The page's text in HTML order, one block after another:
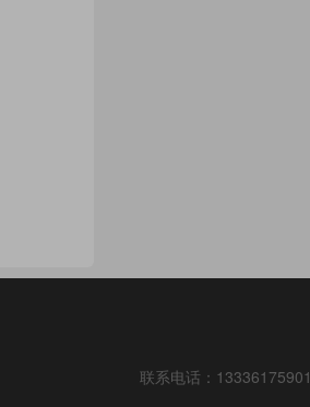
联系电话： 13336175901